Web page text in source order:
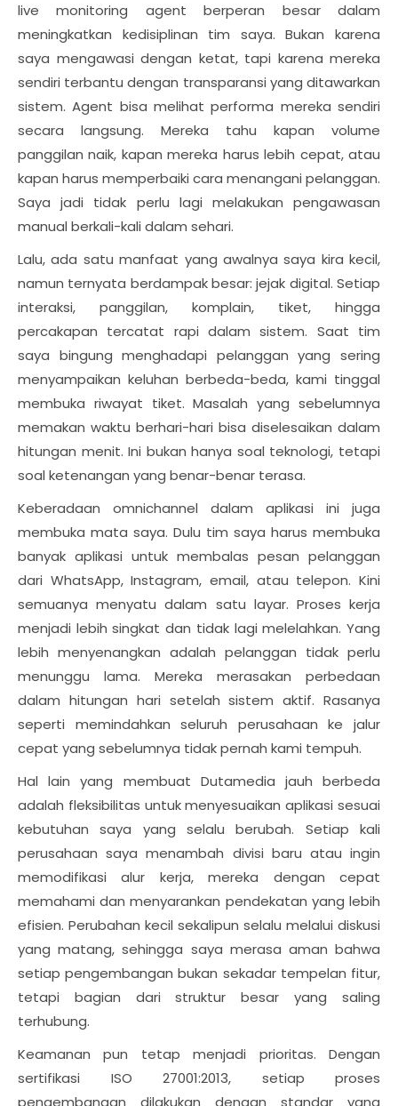
live monitoring agent berperan besar dalam
meningkatkan kedisiplinan tim saya. Bukan karena
saya mengawasi dengan ketat, tapi karena mereka
sendiri terbantu dengan transparansi yang ditawarkan
sistem. Agent bisa melihat performa mereka sendiri
secara langsung. Mereka tahu kapan volume
panggilan naik, kapan mereka harus lebih cepat, atau
kapan harus memperbaiki cara menangani pelanggan.
Saya jadi tidak perlu lagi melakukan pengawasan
manual berkali-kali dalam sehari.
Lalu, ada satu manfaat yang awalnya saya kira kecil,
namun ternyata berdampak besar: jejak digital. Setiap
interaksi, panggilan, komplain, tiket, hingga
percakapan tercatat rapi dalam sistem. Saat tim
saya bingung menghadapi pelanggan yang sering
menyampaikan keluhan berbeda-beda, kami tinggal
membuka riwayat tiket. Masalah yang sebelumnya
memakan waktu berhari-hari bisa diselesaikan dalam
hitungan menit. Ini bukan hanya soal teknologi, tetapi
soal ketenangan yang benar-benar terasa.
Keberadaan omnichannel dalam aplikasi ini juga
membuka mata saya. Dulu tim saya harus membuka
banyak aplikasi untuk membalas pesan pelanggan
dari WhatsApp, Instagram, email, atau telepon. Kini
semuanya menyatu dalam satu layar. Proses kerja
menjadi lebih singkat dan tidak lagi melelahkan. Yang
lebih menyenangkan adalah pelanggan tidak perlu
menunggu lama. Mereka merasakan perbedaan
dalam hitungan hari setelah sistem aktif. Rasanya
seperti memindahkan seluruh perusahaan ke jalur
cepat yang sebelumnya tidak pernah kami tempuh.
Hal lain yang membuat Dutamedia jauh berbeda
adalah fleksibilitas untuk menyesuaikan aplikasi sesuai
kebutuhan saya yang selalu berubah. Setiap kali
perusahaan saya menambah divisi baru atau ingin
memodifikasi alur kerja, mereka dengan cepat
memahami dan menyarankan pendekatan yang lebih
efisien. Perubahan kecil sekalipun selalu melalui diskusi
yang matang, sehingga saya merasa aman bahwa
setiap pengembangan bukan sekadar tempelan fitur,
tetapi bagian dari struktur besar yang saling
terhubung.
Keamanan pun tetap menjadi prioritas. Dengan
sertifikasi ISO 27001:2013, setiap proses
pengembangan dilakukan dengan standar yang